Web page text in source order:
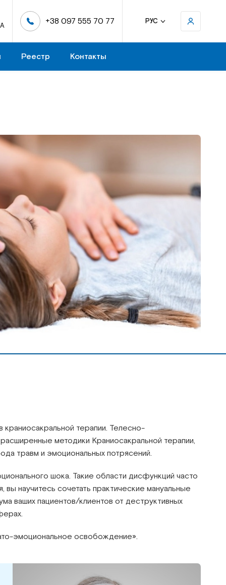
+38 097 555 70 77 РУС
Реестр Контакты
терапии. Телесно-
методики Краниосакральной терапии,
травм и эмоциональных потрясений.
шока. Такие области дисфункций часто
научитесь сочетать практические мануальные
ваших пациентов/клиентов от деструктивных
эмоциональное освобождение».